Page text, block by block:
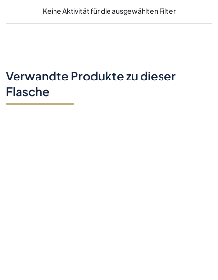
Keine Aktivität für die ausgewählten Filter
Verwandte Produkte zu dieser
Flasche